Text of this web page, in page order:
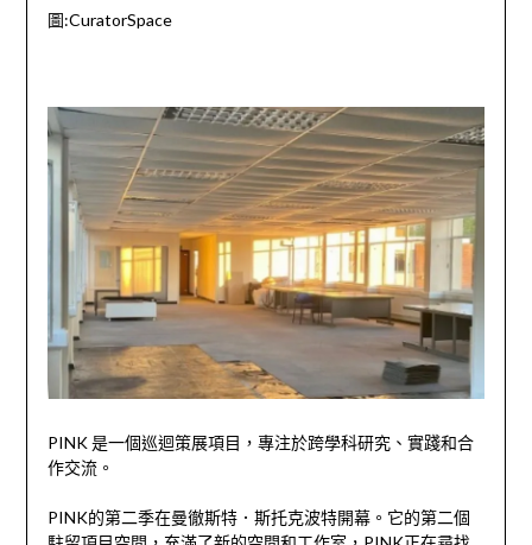
圖:CuratorSpace
PINK 是一個巡迴策展項目，專注於跨學科研究、實踐和合
作交流。
PINK的第二季在曼徹斯特．斯托克波特開幕。它的第二個